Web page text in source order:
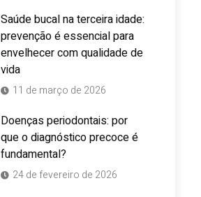
Saúde bucal na terceira idade:
prevenção é essencial para
envelhecer com qualidade de
vida
11 de março de 2026
Doenças periodontais: por
que o diagnóstico precoce é
fundamental?
24 de fevereiro de 2026